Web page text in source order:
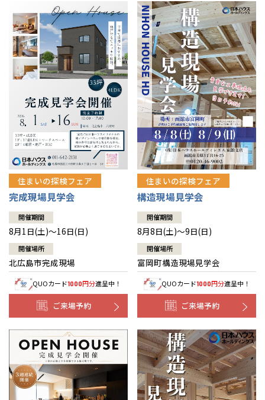
感謝訪問・長期保証
直営工事
1メーターモジュール
冷暖房標準装備
24時間対応コールセンター
デザイン賞各種受賞
セントラルヒーティング
理想の木材「檜」
平屋の家
外観・インテリア集
暮らし方提案
住まいのコラム
住まいのお手入れ集
選ばれる理由
リフォームの流れ
介護保険利用で快適リフォーム
賃貸併用住宅のメリット
安心のサポートシステム
展示場案内
分譲住宅・土地
分譲マンション
分譲マンション トップ
ワザックとは
高い信頼性
安心の管理体制
ギャラリー
会社情報
会社情報 トップ
ニュースリリース
代表ごあいさつ
企業理念
会社概要
事業部紹介
IR情報
木材調達指針
グループ会社紹介
お問い合わせ
会員サイト
住まいの探検フェア
完成現場見学会
開催期間
8月1日(土)～16日(日)
開催場所
北広島市完成現場
QUOカード1000円分進呈中！
ご来場予約
住まいの探検フェア
構造現場見学会
開催期間
8月8日(土)～9日(日)
開催場所
富岡町構造現場見学会
QUOカード1000円分進呈中！
ご来場予約